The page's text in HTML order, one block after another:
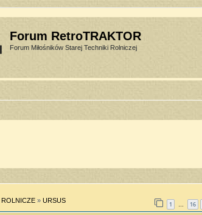
Forum RetroTRAKTOR
Forum Miłośników Starej Techniki Rolniczej
1 … 16
» URSUS